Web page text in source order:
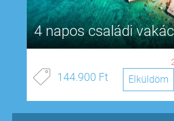
4 napos családi
144.900 Ft Elküldöm